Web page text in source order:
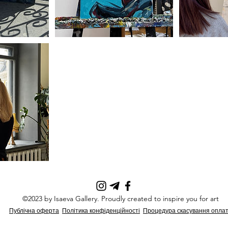
©2023 by Isaeva Gallery. Proudly created to inspire you for art
Публічна оферта Політика конфіденційності Процедура скасування